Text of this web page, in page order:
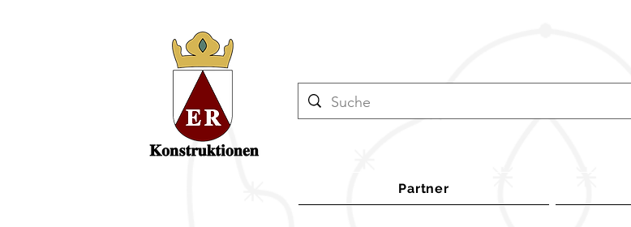
Partner